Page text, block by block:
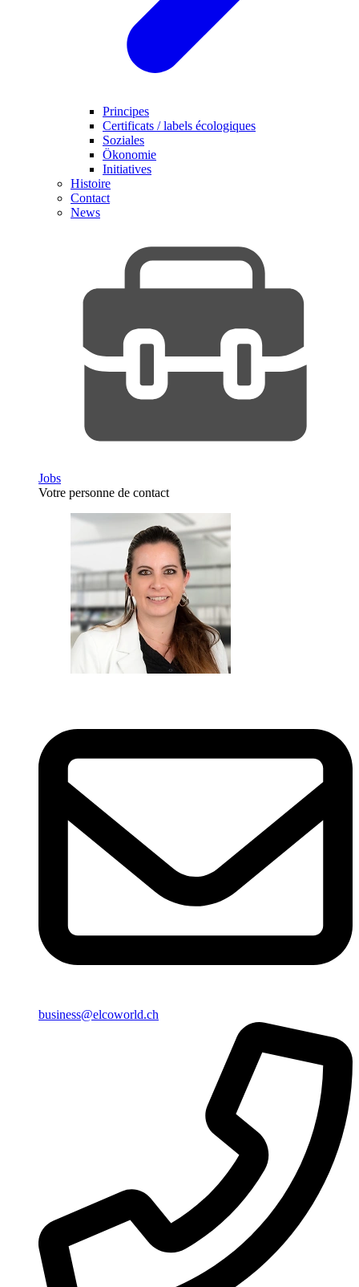
Principes
Certificats / labels écologiques
Soziales
Ökonomie
Initiatives
Histoire
Contact
News
Jobs
Votre personne de contact
business@elcoworld.ch